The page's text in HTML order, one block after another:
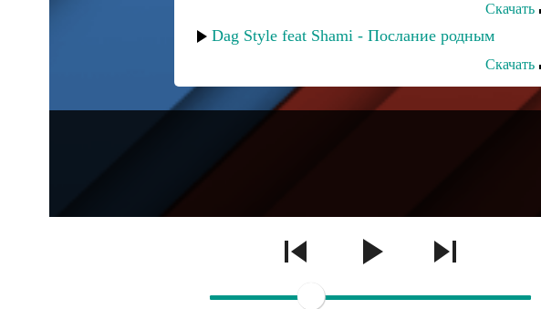
Скачать
Dag Style feat Shami - Послание родным
Скачать